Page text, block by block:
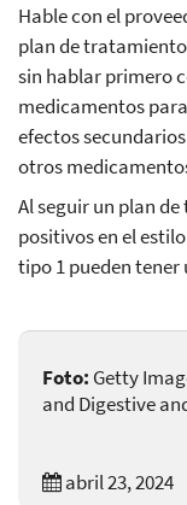
Hable con el
plan de
sin hablar primero
medicamentos
efectos
otros
Al seguir un plan
positivos en el
tipo 1 pueden tener
Foto: Getty
and Digestive
abril 23, 2024